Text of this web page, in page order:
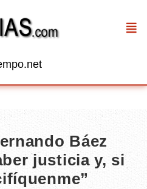
Báez
justicia y, si